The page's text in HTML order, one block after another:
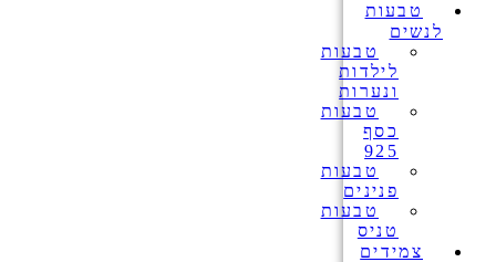
טבעות
לנשים
טבעות
לילדות
ונערות
טבעות
כסף
925
טבעות
פנינים
טבעות
טניס
צמידים